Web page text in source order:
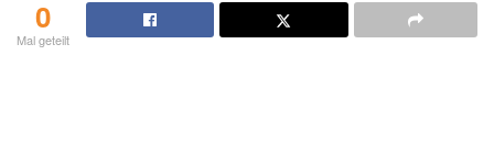
0
Mal geteilt